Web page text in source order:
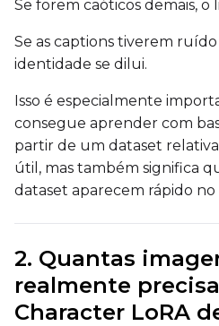
Se forem caóticos demais, o
Se as captions tiverem ruído
identidade se dilui.
Isso é especialmente
consegue aprender com
partir de um dataset
útil, mas também significa
dataset aparecem rápido
2. Quantas
realmente
Character LoRA